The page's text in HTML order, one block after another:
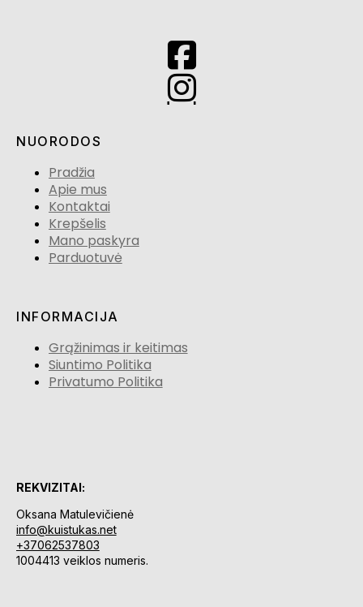
NUORODOS
Pradžia
Apie mus
Kontaktai
Krepšelis
Mano paskyra
Parduotuvė
INFORMACIJA
Grąžinimas ir keitimas
Siuntimo Politika
Privatumo Politika
REKVIZITAI:
Oksana Matulevičienė
info@kuistukas.net
+37062537803
1004413 veiklos numeris.